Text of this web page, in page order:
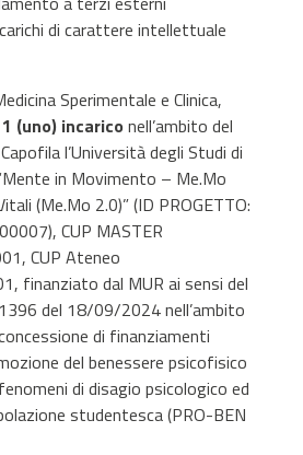
di carattere intellettuale
Sperimentale e Clinica,
1 (uno) incarico nell’ambito del
l’Università degli Studi di
in Movimento – Me.Mo
(Me.Mo 2.0)” (ID PROGETTO:
CUP MASTER
CUP Ateneo
finanziato dal MUR ai sensi del
del 18/09/2024 nell’ambito
di finanziamenti
del benessere psicofisico
di disagio psicologico ed
studentesca (PRO-BEN